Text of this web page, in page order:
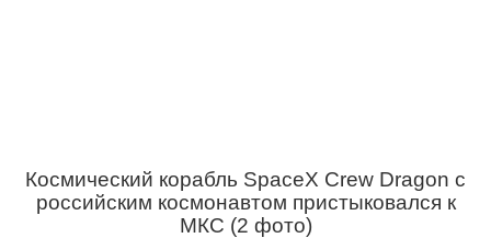
Космический корабль SpaceX Crew Dragon с
российским космонавтом пристыковался к
МКС (2 фото)